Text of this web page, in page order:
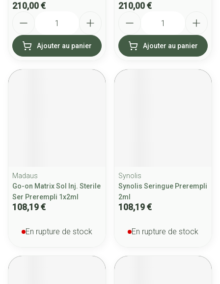
210,00 €
Ajouter au panier
210,00 €
Ajouter au panier
Madaus
Go-on Matrix Sol Inj. Sterile
Ser Prerempli 1x2ml
108,19 €
En rupture de stock
Synolis
Synolis Seringue Prerempli
2ml
108,19 €
En rupture de stock